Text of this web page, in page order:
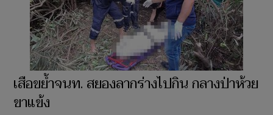
เสือขย้ำจนท. สยองลากร่างไปกิน กลางป่าห้วย
ขาแข้ง